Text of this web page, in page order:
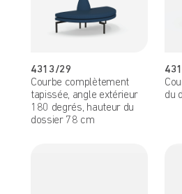
4313/29
Courbe complètement
tapissée, angle extérieur
180 degrés, hauteur du
dossier 78 cm
du